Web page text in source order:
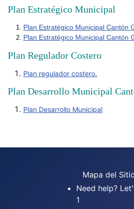
Plan Estratégico Municipal
Plan Estratégico Municipal Cantón
Plan Estratégico Municipal Cantón
Plan Regulador Costero
Plan regulador costero.
Plan Desarrollo Municipal
Plan Desarrollo Municipal
Mapa del
Need help?
1